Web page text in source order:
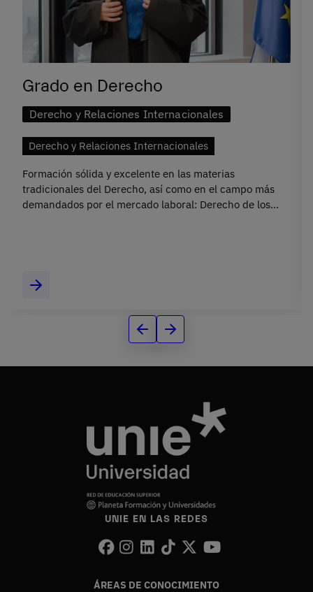
Grado en Derecho
Derecho y Relaciones Internacionales
Derecho y Relaciones Internacionales
Formación sólida y excelente en las materias
tradicionales del Derecho, así como en el campo más
demandados por el mercado laboral: Derecho de los
UNIE EN LAS REDES
ÁREAS DE CONOCIMIENTO